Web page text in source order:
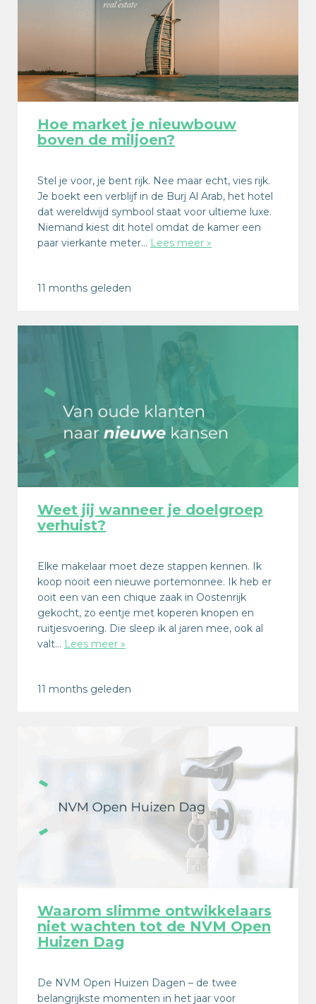
Hoe market je nieuwbouw
boven de miljoen?
Stel je voor, je bent rijk. Nee maar echt, vies rijk.
Je boekt een verblijf in de Burj Al Arab, het hotel
dat wereldwijd symbool staat voor ultieme luxe.
Niemand kiest dit hotel omdat de kamer een
paar vierkante meter… Lees meer »
11 months geleden
Weet jij wanneer je doelgroep
verhuist?
Elke makelaar moet deze stappen kennen. Ik
koop nooit een nieuwe portemonnee. Ik heb er
ooit een van een chique zaak in Oostenrijk
gekocht, zo eentje met koperen knopen en
ruitjesvoering. Die sleep ik al jaren mee, ook al
valt… Lees meer »
11 months geleden
Waarom slimme ontwikkelaars
niet wachten tot de NVM Open
Huizen Dag
De NVM Open Huizen Dagen – de twee
belangrijkste momenten in het jaar voor